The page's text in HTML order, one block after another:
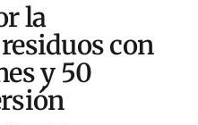
la
con
y 50